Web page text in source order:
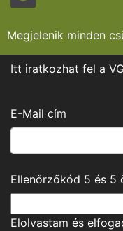
Megjelenik minden
Itt iratkozhat fel a
E-Mail cím
Ellenőrzőkód 5 és 5
Elolvastam és